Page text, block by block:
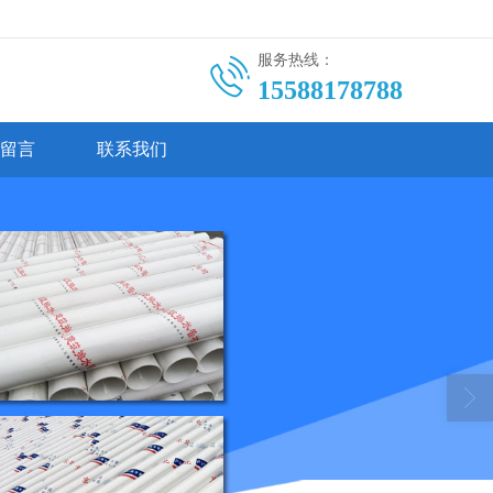
服务热线：
15588178788
言 联系我们